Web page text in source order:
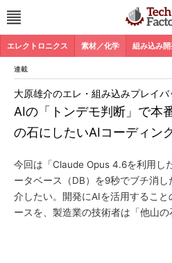
エレクトロニクス 素材／化学 組み込み
連載
AIの「トンデモ判断」で
の石にしたいAIコーディン
大原雄介のエレ・組み込みプレイバ
今回は「Claude Opus 4.6を利用し
ータベース（DB）を9秒でブチ消
介したい。開発にAIを活用するこ
ースを、製造業の技術者は「他山の